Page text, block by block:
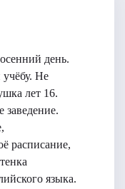
день.
учёбу. Не
лет 16.
заведение.
расписание,
языка.